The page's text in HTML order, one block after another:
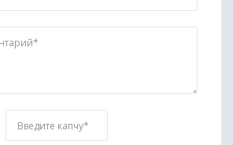
Введите капчу*